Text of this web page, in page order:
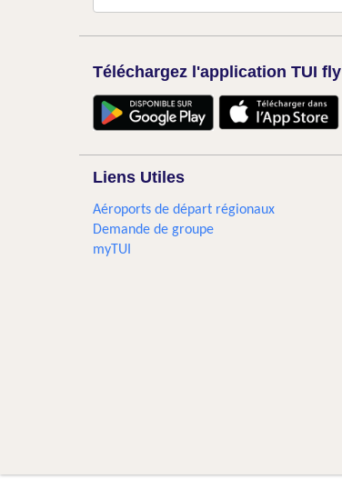
Téléchargez l'application TUI fly
Liens Utiles
Aéroports de départ régionaux
Demande de groupe
myTUI